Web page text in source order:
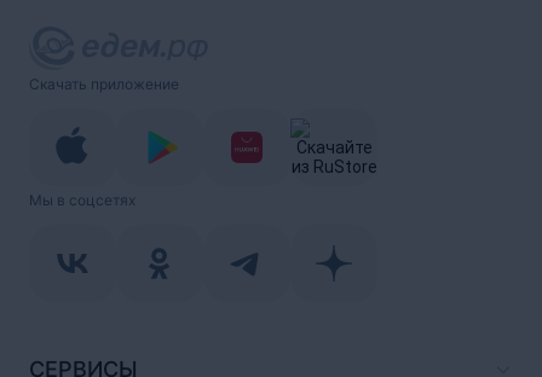
Скачать приложение
Мы в соцсетях
СЕРВИСЫ